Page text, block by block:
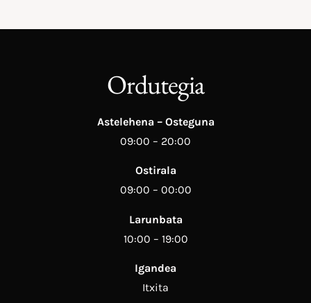
Ordutegia
Astelehena – Osteguna
09:00 – 20:00
Ostirala
09:00 – 00:00
Larunbata
10:00 – 19:00
Igandea
Itxita